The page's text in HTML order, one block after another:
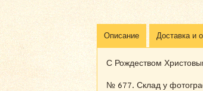
Описание Доставка и
С Рождеством
№ 677. Склад у